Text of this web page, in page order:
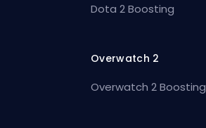
Dota 2 Boosting
Overwatch 2
Overwatch 2 Boosting